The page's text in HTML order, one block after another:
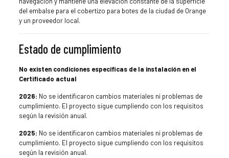
del embalse para el cobertizo para botes de la ciudad de Orange
y un proveedor local.
Estado de cumplimiento
No existen condiciones específicas de la instalación en el
Certificado actual
2026: No se identificaron cambios materiales ni problemas de
cumplimiento. El proyecto sigue cumpliendo con los requisitos
según la revisión anual.
2025: No se identificaron cambios materiales ni problemas de
cumplimiento. El proyecto sigue cumpliendo con los requisitos
según la revisión anual.